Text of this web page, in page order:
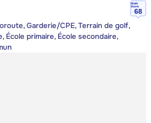
Walk
Score
68
Garderie/CPE, Terrain de golf,
École primaire, École secondaire,